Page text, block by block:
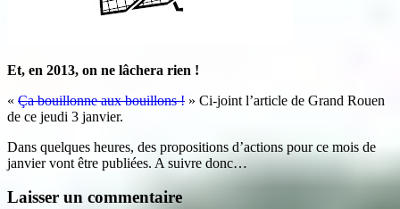
Et, en 2013, on ne lâchera rien !
« Ça bouillonne aux bouillons ! » Ci-joint l’article de Grand Rouen
de ce jeudi 3 janvier.
Dans quelques heures, des propositions d’actions pour ce mois de
janvier vont être publiées. A suivre donc…
Laisser un commentaire